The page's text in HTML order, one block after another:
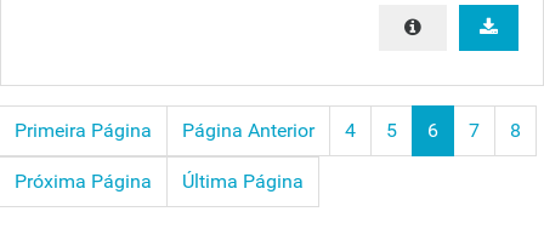
Primeira Página Página Anterior 4 5 6 7 8
Próxima Página Última Página